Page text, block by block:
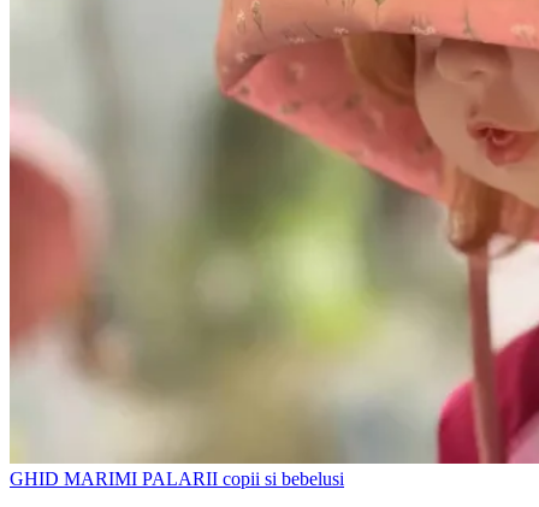
GHID MARIMI PALARII copii si bebelusi